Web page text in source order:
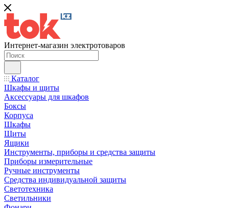
Интернет-магазин электротоваров
Каталог
Шкафы и щиты
Аксессуары для шкафов
Боксы
Корпуса
Шкафы
Щиты
Ящики
Инструменты, приборы и средства защиты
Приборы измерительные
Ручные инструменты
Средства индивидуальной защиты
Светотехника
Светильники